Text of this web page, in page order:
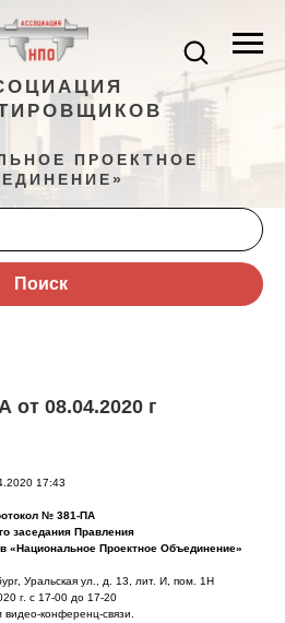
ПРОЕКТНОЕ
Поиск
08.04.2020 г
17:43
№ 381-ПА
заседания Правления
«Национальное Проектное Объединение»
Уральская ул., д. 13, лит. И, пом. 1Н
г. с 17-00 до 17-20
конференц-связи.